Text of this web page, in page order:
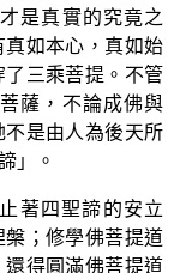
是真實的究竟之
如本心，真如始
三乘菩提。不管
薩，不論成佛與
是由人為後天所
」。
著四聖諦的安立
；修學佛菩提道
得圓滿佛菩提道